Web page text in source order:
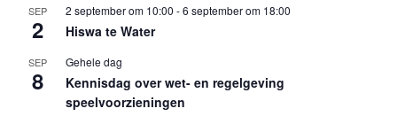
SEP
2
2 september om 10:00 -6 september om 18:00
Hiswa te Water
SEP
8
Gehele dag
Kennisdag over wet- en regelgeving
speelvoorzieningen